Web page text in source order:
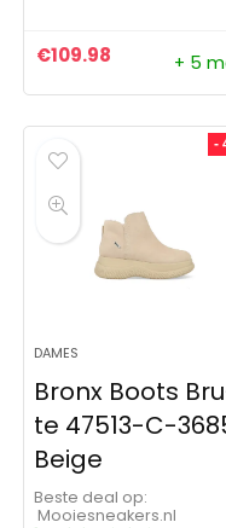
€109.98 + 5
-
DAMES
Bronx Boots
te 47513-C-
Beige
Beste deal op:
Mooiesneakers.nl